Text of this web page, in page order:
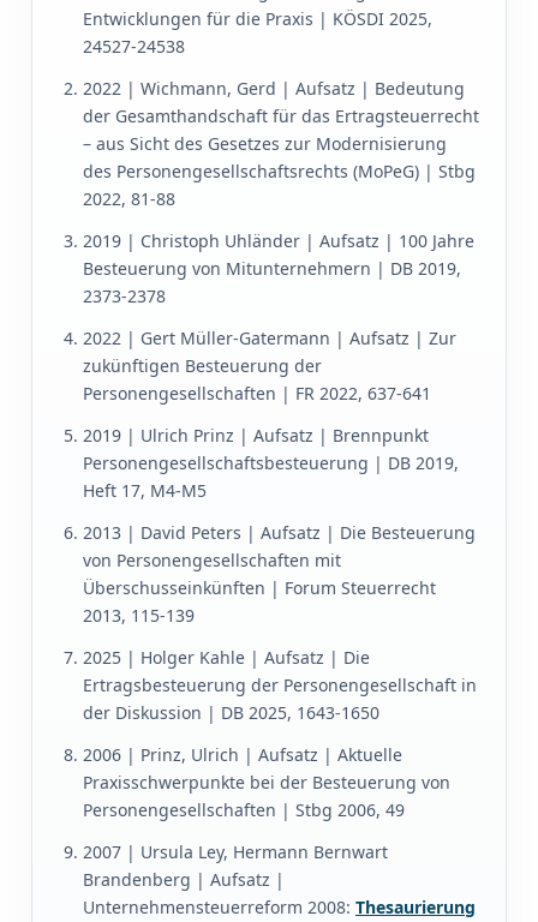
Entwicklungen für die Praxis | KÖSDI 2025,
24527-24538
2022 | Wichmann, Gerd | Aufsatz | Bedeutung
der Gesamthandschaft für das Ertragsteuerrecht
– aus Sicht des Gesetzes zur Modernisierung
des Personengesellschaftsrechts (MoPeG) | Stbg
2022, 81-88
2019 | Christoph Uhländer | Aufsatz | 100 Jahre
Besteuerung von Mitunternehmern | DB 2019,
2373-2378
2022 | Gert Müller-Gatermann | Aufsatz | Zur
zukünftigen Besteuerung der
Personengesellschaften | FR 2022, 637-641
2019 | Ulrich Prinz | Aufsatz | Brennpunkt
Personengesellschaftsbesteuerung | DB 2019,
Heft 17, M4-M5
2013 | David Peters | Aufsatz | Die Besteuerung
von Personengesellschaften mit
Überschusseinkünften | Forum Steuerrecht
2013, 115-139
2025 | Holger Kahle | Aufsatz | Die
Ertragsbesteuerung der Personengesellschaft in
der Diskussion | DB 2025, 1643-1650
2006 | Prinz, Ulrich | Aufsatz | Aktuelle
Praxisschwerpunkte bei der Besteuerung von
Personengesellschaften | Stbg 2006, 49
2007 | Ursula Ley, Hermann Bernwart
Brandenberg | Aufsatz |
Unternehmensteuerreform 2008: Thesaurierung